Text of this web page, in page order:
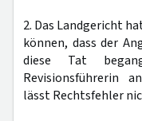
2. Das Landgericht
können, dass der
diese Tat
Revisionsführerin
lässt Rechtsfehler